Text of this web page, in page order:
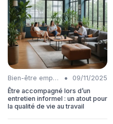
Bien-être employés •
09/11/2025
Être accompagné lors d’un
entretien informel : un atout pour
la qualité de vie au travail